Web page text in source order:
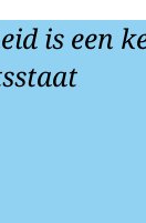
is een